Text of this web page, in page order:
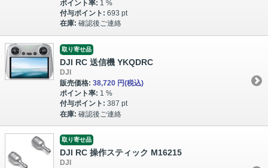
ポイント率: 1 %
付与ポイント: 693 pt
在庫: 確認後ご連絡
取り寄せ品
DJI RC 送信機 YKQDRC
DJI
販売価格: 38,720 円(税込)
ポイント率: 1 %
付与ポイント: 387 pt
在庫: 確認後ご連絡
取り寄せ品
DJI RC 操作スティック M16215
DJI